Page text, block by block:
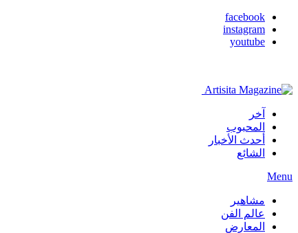
facebook
instagram
youtube
آخر
المحبوب
أحدث الأخبار
الشائع
Menu
مشاهير
عالم الفن
المعارض